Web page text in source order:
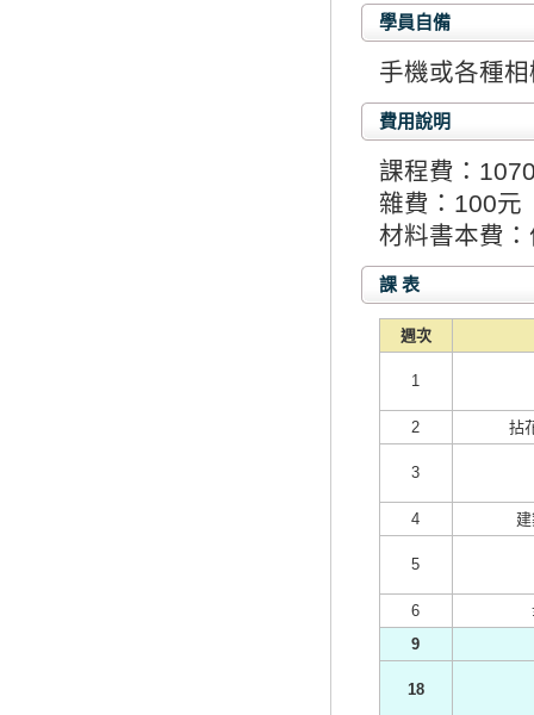
學員自備
手機或各種
費用說明
課程費：
雜費：100元
材料書本費
課 表
週次
1
2 拈
3
4
5
6
9
18